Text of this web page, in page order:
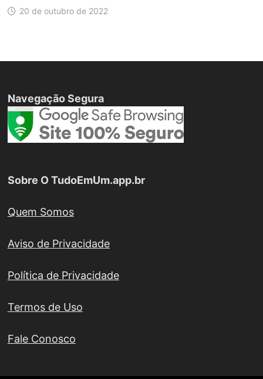
20 de outubro de 2022
Navegação Segura
Sobre O TudoEmUm.app.br
Quem Somos
Aviso de Privacidade
Política de Privacidade
Termos de Uso
Fale Conosco